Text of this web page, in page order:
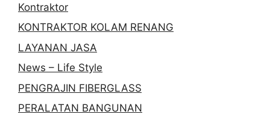
Kontraktor
KONTRAKTOR KOLAM RENANG
LAYANAN JASA
News – Life Style
PENGRAJIN FIBERGLASS
PERALATAN BANGUNAN